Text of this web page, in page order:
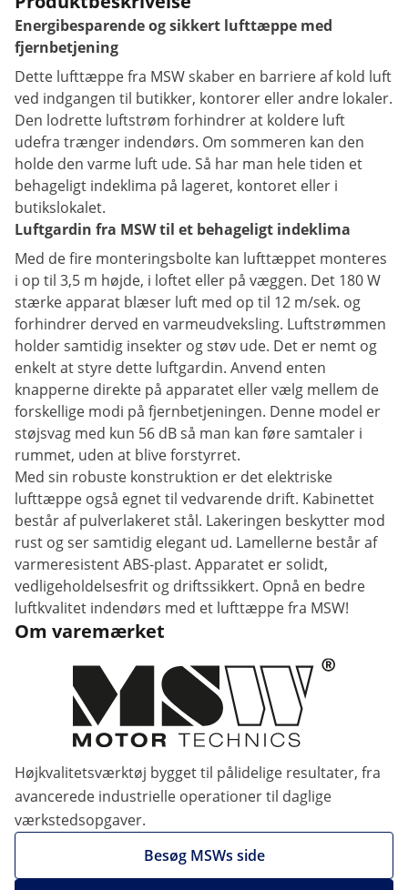
Energibesparende og sikkert lufttæppe med
fjernbetjening
Dette lufttæppe fra MSW skaber en barriere af kold luft
ved indgangen til butikker, kontorer eller andre lokaler.
Den lodrette luftstrøm forhindrer at koldere luft
udefra trænger indendørs. Om sommeren kan den
holde den varme luft ude. Så har man hele tiden et
behageligt indeklima på lageret, kontoret eller i
butikslokalet.
Luftgardin fra MSW til et behageligt indeklima
Med de fire monteringsbolte kan lufttæppet monteres
i op til 3,5 m højde, i loftet eller på væggen. Det 180 W
stærke apparat blæser luft med op til 12 m/sek. og
forhindrer derved en varmeudveksling. Luftstrømmen
holder samtidig insekter og støv ude. Det er nemt og
enkelt at styre dette luftgardin. Anvend enten
knapperne direkte på apparatet eller vælg mellem de
forskellige modi på fjernbetjeningen. Denne model er
støjsvag med kun 56 dB så man kan føre samtaler i
rummet, uden at blive forstyrret.
Med sin robuste konstruktion er det elektriske
lufttæppe også egnet til vedvarende drift. Kabinettet
består af pulverlakeret stål. Lakeringen beskytter mod
rust og ser samtidig elegant ud. Lamellerne består af
varmeresistent ABS-plast. Apparatet er solidt,
vedligeholdelsesfrit og driftssikkert. Opnå en bedre
luftkvalitet indendørs med et lufttæppe fra MSW!
Om varemærket
Højkvalitetsværktøj bygget til pålidelige resultater, fra
avancerede industrielle operationer til daglige
værkstedsopgaver.
Besøg MSWs side